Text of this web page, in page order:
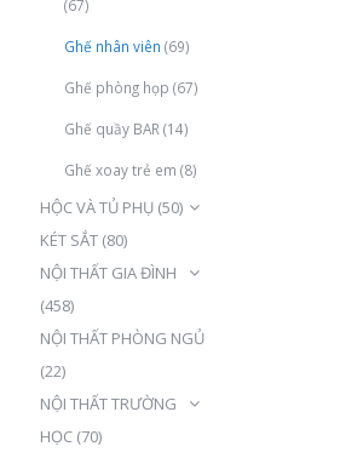
(67)
Ghế nhân viên (69)
Ghế phòng họp (67)
Ghế quầy BAR(14)
Ghế xoay trẻ em (8)
HỘC VÀ TỦ PHỤ (50)
KÉT SẮT (80)
NỘI THẤT GIA ĐÌNH
(458)
NỘI THẤT PHÒNG NGỦ
(22)
NỘI THẤT TRƯỜNG
HỌC (70)